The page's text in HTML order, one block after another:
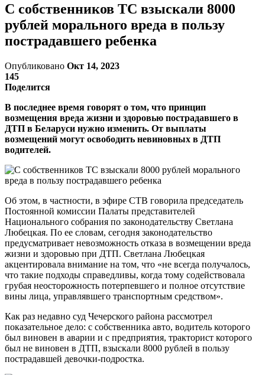
С собственников ТС взыскали 8000
рублей морального вреда в пользу
пострадавшего ребенка
Опубликовано Окт 14, 2023
145
Поделится
В последнее время говорят о том, что принцип
возмещения вреда жизни и здоровью пострадавшего в
ДТП в Беларуси нужно изменить. От выплаты
возмещений могут освободить невиновных в ДТП
водителей.
Об этом, в частности, в эфире СТВ говорила председатель
Постоянной комиссии Палаты представителей
Национального собрания по законодательству Светлана
Любецкая. По ее словам, сегодня законодательство
предусматривает невозможность отказа в возмещении вреда
жизни и здоровью при ДТП. Светлана Любецкая
акцентировала внимание на том, что «не всегда получалось,
что такие подходы справедливы, когда тому содействовала
грубая неосторожность потерпевшего и полное отсутствие
вины лица, управлявшего транспортным средством».
Как раз недавно суд Чечерского района рассмотрел
показательное дело: с собственника авто, водитель которого
был виновен в аварии и с предприятия, тракторист которого
был не виновен в ДТП, взыскали 8000 рублей в пользу
пострадавшей девочки-подростка.